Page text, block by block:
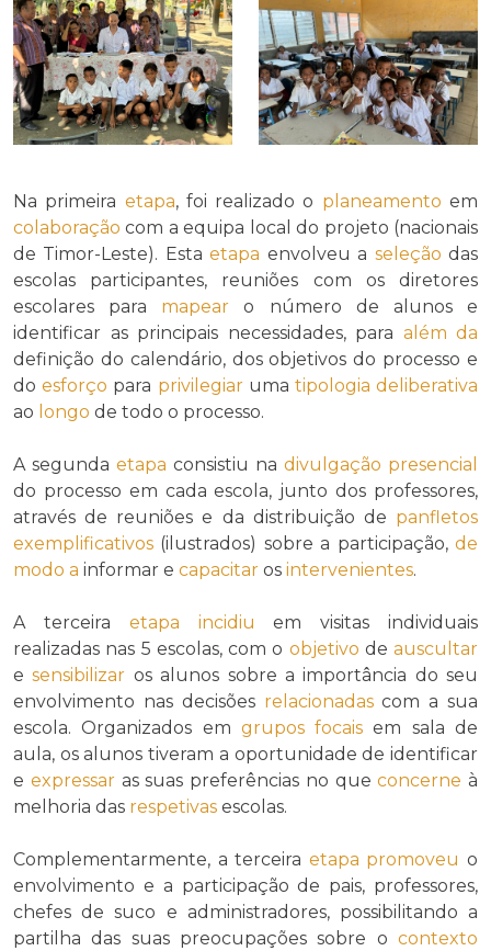
Na primeira etapa, foi realizado o planeamento em
colaboração com a equipa local do projeto (nacionais
de Timor-Leste). Estaetapa envolveu a seleção das
escolas participantes, reuniões com os diretores
escolares para mapear o número de alunos e
identificar as principais necessidades, para além da
definição do calendário, dos objetivos do processo e
doesforço para privilegiaruma tipologia deliberativa
ao longo de todo o processo.
A segunda etapa consistiu na divulgação presencial
do processo em cada escola, junto dos professores,
através de reuniões e da distribuição de panfletos
exemplificativos (ilustrados) sobre a participação, de
modo a informar e capacitar os intervenientes.
A terceira etapa incidiu em visitas individuais
realizadas nas 5 escolas, com o objetivo de auscultar
esensibilizar os alunos sobre a importância do seu
envolvimento nas decisões relacionadascom a sua
escola. Organizados em grupos focais em sala de
aula, os alunos tiveram a oportunidade de identificar
e expressaras suas preferências no queconcerne à
melhoria das respetivas escolas.
Complementarmente, a terceira etapa promoveu o
envolvimento e a participação de pais, professores,
chefes de suco e administradores, possibilitando a
partilha das suas preocupações sobre o contexto